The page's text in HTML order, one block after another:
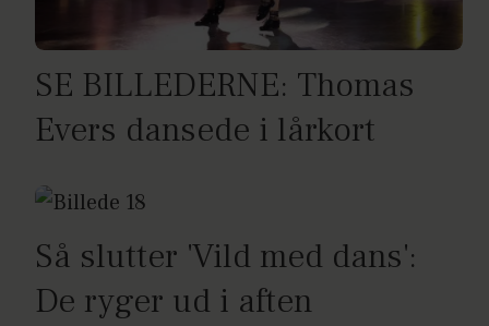
SE BILLEDERNE: Thomas
Evers dansede i lårkort
Så slutter 'Vild med dans':
De ryger ud i aften